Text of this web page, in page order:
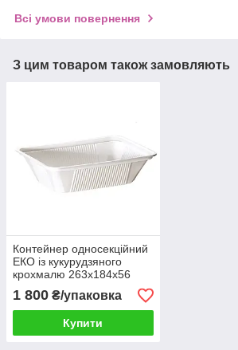
Всі умови повернення
З цим товаром також замовляють
Контейнер односекційний
ЕКО із кукурудзяного
крохмалю 263х184х56
(150шт/уп)
1 800 ₴/упаковка
Купити